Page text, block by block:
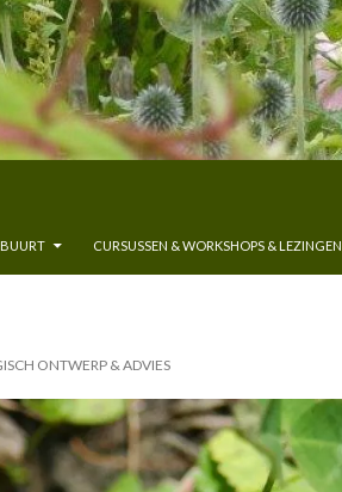
CURSUSSEN & WORKSHOPS & LEZINGEN
ONTWERP & ADVIES